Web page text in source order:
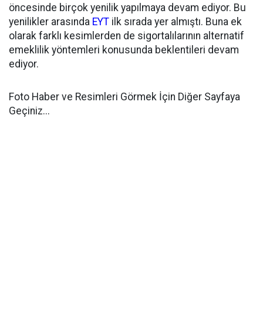
öncesinde birçok yenilik yapılmaya devam ediyor. Bu
yenilikler arasında EYT ilk sırada yer almıştı. Buna ek
olarak farklı kesimlerden de sigortalılarının alternatif
emeklilik yöntemleri konusunda beklentileri devam
ediyor.
Foto Haber ve Resimleri Görmek İçin Diğer Sayfaya
Geçiniz...